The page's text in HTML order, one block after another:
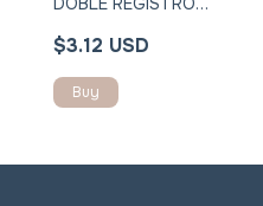
$3.12 USD
Buy